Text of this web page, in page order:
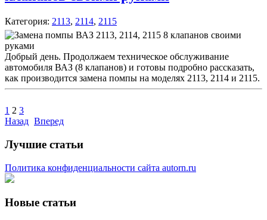
Категория: 2113, 2114, 2115
Добрый день. Продолжаем техническое обслуживание
автомобиля ВАЗ (8 клапанов) и готовы подробно рассказать,
как производится замена помпы на моделях 2113, 2114 и 2115.
1 2 3
Назад Вперед
Лучшие статьи
Политика конфиденциальности сайта autorn.ru
Новые статьи